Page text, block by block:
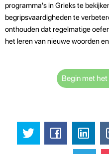
programma's in Grieks te
begripsvaardigheden te
onthouden dat regelmatige
het leren van nieuwe woorden
Begin met